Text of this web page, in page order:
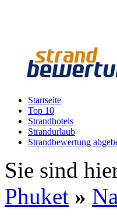
Startseite
Top 10
Strandhotels
Strandurlaub
Strandbewertung
Sie sind
Phuket »